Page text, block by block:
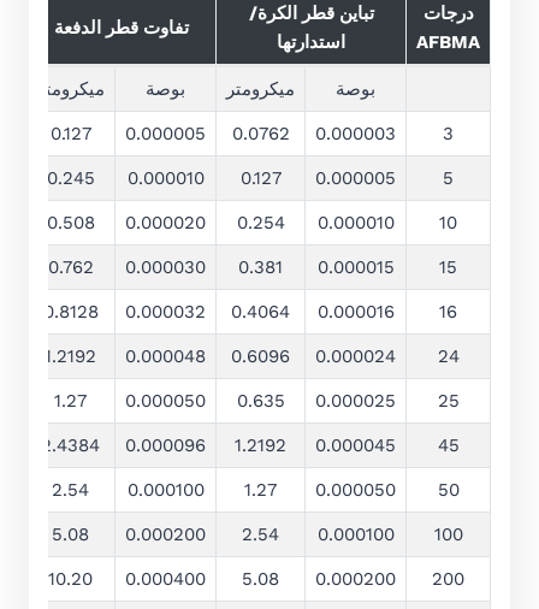
درجات
AFBMA
تباين قطر الكرة/
استدارتها
تفاوت قطر الدفعة
بوصة ميكرومتر بوصة ميكرومتر
3
0.000003
0.0762
0.000005
0.127
5
0.000005
0.127
0.000010
0.245
10
0.000010
0.254
0.000020
0.508
15
0.000015
0.381
0.000030
0.762
16
0.000016
0.4064
0.000032
0.8128
24
0.000024
0.6096
0.000048
1.2192
25
0.000025
0.635
0.000050
1.27
45
0.000045
1.2192
0.000096
2.4384
50
0.000050
1.27
0.000100
2.54
100
0.000100
2.54
0.000200
5.08
200
0.000200
5.08
0.000400
10.20